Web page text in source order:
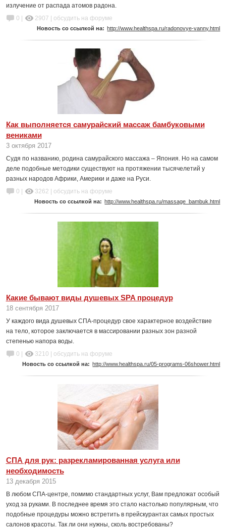
излучение от распада атомов радона.
0 |
2907 обсудить на форуме
Новость со ссылкой на: http://www.healthspa.ru/radonovye-vanny.html
Как выполняется самурайский массаж бамбуковыми
вениками
3 октября 2017
Судя по названию, родина самурайского массажа – Япония. Но на самом
деле подобные методики существуют на протяжении тысячелетий у
разных народов Африки, Америки и даже на Руси.
0 |
3262 обсудить на форуме
Новость со ссылкой на: http://www.healthspa.ru/massage_bambuk.html
Какие бывают виды душевых SPA процедур
18 сентября 2017
У каждого вида душевых СПА-процедур свое характерное воздействие
на тело, которое заключается в массировании разных зон разной
степенью напора воды.
0 |
3210 обсудить на форуме
Новость со ссылкой на: http://www.healthspa.ru/05-programs-06shower.html
СПА для рук: разрекламированная услуга или
необходимость
13 декабря 2015
В любом СПА-центре, помимо стандартных услуг, Вам предложат особый
уход за руками. В последнее время это стало настолько популярным, что
подобные процедуры можно встретить в прейскурантах самых простых
салонов красоты. Так ли они нужны, сколь востребованы?